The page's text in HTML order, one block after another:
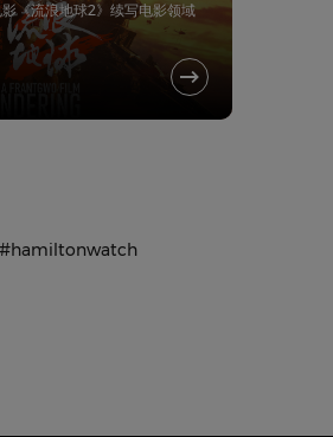
《流浪地球2》续写电影领域
#hamiltonwatch